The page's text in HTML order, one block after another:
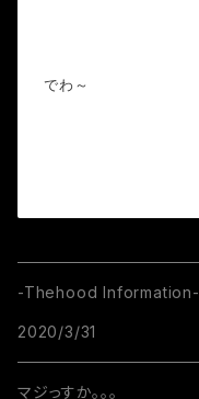
でわ～
-Thehood Information-
2020/3/31
マジっすか。。。